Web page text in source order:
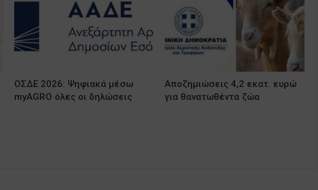
ΟΣΔΕ 2026: Ψηφιακά μέσω
myAGRO όλες οι δηλώσεις
Αποζημιώσεις 4,2 εκατ. ευρώ
για θανατωθέντα ζώα